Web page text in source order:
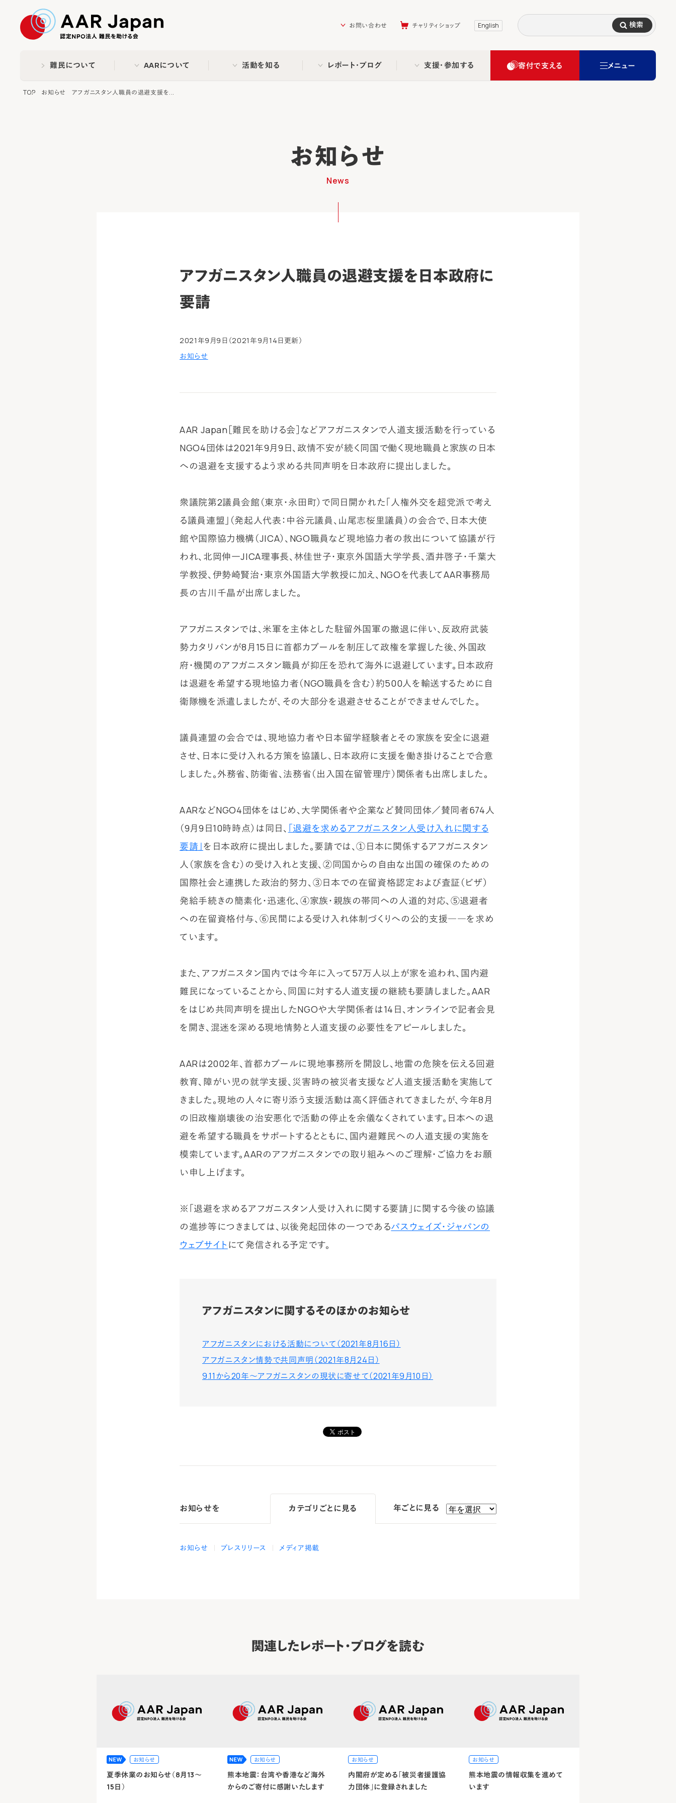
お問い合わせ
チャリティショップ English 検索
難民について AARについて 活動を知る レポート・ブログ 支援・参加する 寄付で支える メニュー
TOP お知らせ アフガニスタン人職員の退避支援を...
お知らせ
News
アフガニスタン人職員の退避支援を日本政府に
要請
2021年9月9日（2021年9月14日更新）
お知らせ
AAR Japan［難民を助ける会］などアフガニスタンで人道支援活動を行っている
NGO4団体は2021年9月9日、政情不安が続く同国で働く現地職員と家族の日本
への退避を支援するよう求める共同声明を日本政府に提出しました。
衆議院第2議員会館（東京・永田町）で同日開かれた「人権外交を超党派で考え
る議員連盟」（発起人代表：中谷元議員、山尾志桜里議員）の会合で、日本大使
館や国際協力機構（JICA）、NGO職員など現地協力者の救出について協議が行
われ、北岡伸一JICA理事長、林佳世子・東京外国語大学学⾧、酒井啓子・千葉大
学教授、伊勢崎賢治・東京外国語大学教授に加え、NGOを代表してAAR事務局
長の古川千晶が出席しました。
アフガニスタンでは、米軍を主体とした駐留外国軍の撤退に伴い、反政府武装
勢力タリバンが8月15日に首都カブールを制圧して政権を掌握した後、外国政
府・機関のアフガニスタン職員が抑圧を恐れて海外に退避しています。日本政府
は退避を希望する現地協力者（NGO職員を含む）約500人を輸送するために自
衛隊機を派遣しましたが、その大部分を退避させることができませんでした。
議員連盟の会合では、現地協力者や日本留学経験者とその家族を安全に退避
させ、日本に受け入れる方策を協議し、日本政府に支援を働き掛けることで合意
しました。外務省、防衛省、法務省（出入国在留管理庁）関係者も出席しました。
AARなどNGO4団体をはじめ、大学関係者や企業など賛同団体／賛同者674人
（9月9日10時時点）は同日、 「退避を求めるアフガニスタン人受け入れに関する
要請」を日本政府に提出しました。要請では、①日本に関係するアフガニスタン
人（家族を含む）の受け入れと支援、②同国からの自由な出国の確保のための
国際社会と連携した政治的努力、③日本での在留資格認定および査証（ビザ）
発給手続きの簡素化・迅速化、④家族・親族の帯同への人道的対応、⑤退避者
への在留資格付与、⑥民間による受け入れ体制づくりへの公的支援――を求め
ています。
また、アフガニスタン国内では今年に入って57万人以上が家を追われ、国内避
難民になっていることから、同国に対する人道支援の継続も要請しました。AAR
をはじめ共同声明を提出したNGOや大学関係者は14日、オンラインで記者会見
を開き、混迷を深める現地情勢と人道支援の必要性をアピールしました。
AARは2002年、首都カブールに現地事務所を開設し、地雷の危険を伝える回避
教育、障がい児の就学支援、災害時の被災者支援など人道支援活動を実施して
きました。現地の人々に寄り添う支援活動は高く評価されてきましたが、今年8月
の旧政権崩壊後の治安悪化で活動の停止を余儀なくされています。日本への退
避を希望する職員をサポートするとともに、国内避難民への人道支援の実施を
模索しています。AARのアフガニスタンでの取り組みへのご理解・ご協力をお願
い申し上げます。
※「退避を求めるアフガニスタン人受け入れに関する要請」に関する今後の協議
の進捗等につきましては、以後発起団体の一つであるパスウェイズ・ジャパンの
ウェブサイト にて発信される予定です。
アフガニスタンに関するそのほかのお知らせ
アフガニスタンにおける活動について（2021年8月16日）
アフガニスタン情勢で共同声明（2021年8月24日）
9.11から20年～アフガニスタンの現状に寄せて（2021年9月10日）
お知らせを カテゴリ ごとに見る
お知らせ プレスリリース メディア掲載
年ごとに見る
関連したレポート・ブログを読む
お知らせ
夏季休業のお知らせ（8月13～
15日）
お知らせ
熊本地震：台湾や香港など海外
からのご寄付に感謝いたします
お知らせ
内閣府が定める「被災者援護協
力団体」に登録されました
お知らせ
熊本地震の情報収集を進めて
います